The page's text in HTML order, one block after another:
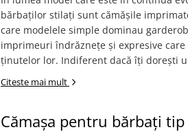
bărbaților stilați sunt cămășile
care modelele simple dominau
imprimeuri îndrăznețe și expresive
ținutelor lor. Indiferent dacă îți dorești
Citeste mai mult
Cămașa pentru bărbați